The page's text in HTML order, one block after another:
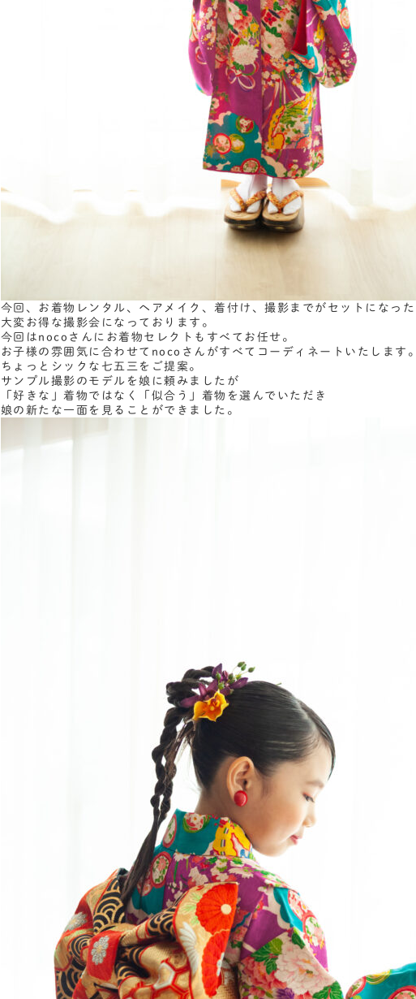
今回、お着物レンタル、ヘアメイク、着付け、撮影までがセットになった
大変お得な撮影会になっております。
今回はnocoさんにお着物セレクトもすべてお任せ。
お子様の雰囲気に合わせてnocoさんがすべてコーディネートいたします。
ちょっとシックな七五三をご提案。
サンプル撮影のモデルを娘に頼みましたが
「好きな」着物ではなく「似合う」着物を選んでいただき
娘の新たな一面を見ることができました。